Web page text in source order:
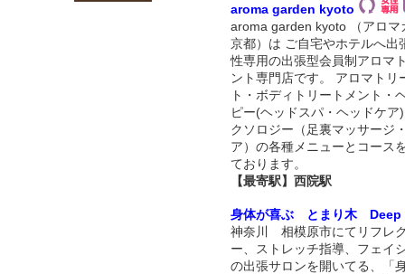
aroma garden kyoto
aroma garden kyoto （アロマ
京都）は ご自宅やホテルへ出
性専用の出張型会員制アロマ
ント専門店です。 アロマトリ
ト・ボディトリートメント・
ピー(ヘッドスパ・ヘッドケア
クソロジー（足裏マッサージ
ア）の各種メニューとコース
ております。
【最寄駅】西院駅
身体が喜ぶ とまり木 Deep
神奈川 相模原市にてリフレ
ー、ストレッチ指導、フェイ
の出張サロンを開いてる、「